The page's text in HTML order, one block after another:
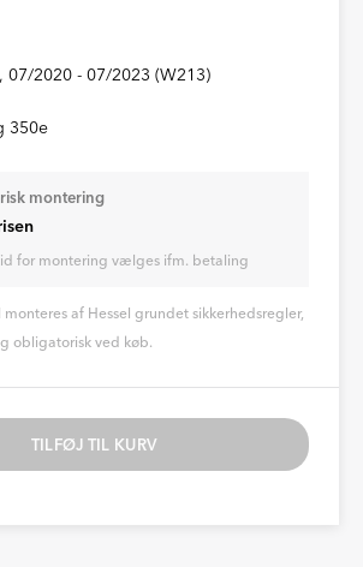
07/2020 - 07/2023 (W213)
350e
montering
for montering vælges ifm. betaling
af Hessel grundet sikkerhedsregler,
obligatorisk ved køb.
TILFØJ TIL KURV